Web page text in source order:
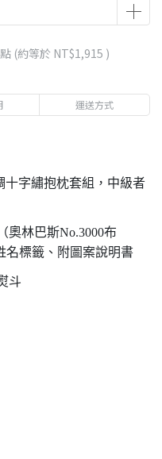
點 (約等於 NT$1,915 )
運送方式
十字繡抱枕套組，中級者
奧林巴斯No.3000布
名標籤、附圖案說明書
斗